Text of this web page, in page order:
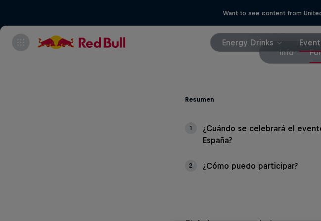
Want to see content from
Energy Drinks
Info
Resumen
1
¿Cuándo se celebrará el
España?
2 ¿Cómo puedo participar?